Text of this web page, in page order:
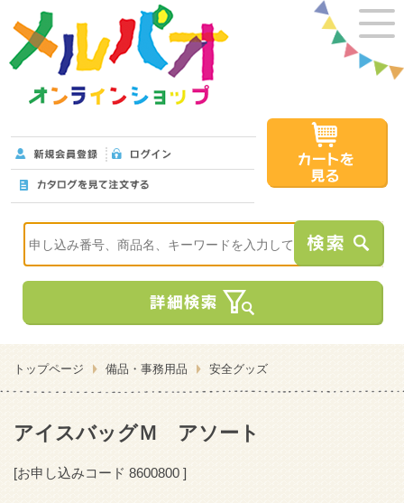
トップページ 備品・事務用品 安全グッズ
アイスバッグＭ アソート
[お申し込みコード 8600800 ]